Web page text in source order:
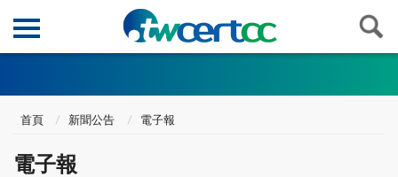
首頁 新聞公告 電子報
電子報